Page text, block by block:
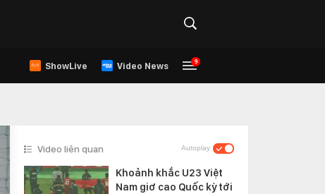
ShowLive Video News 9
Video liên quan Autoplay
Khoảnh khắc U23 Việt
Nam giơ cao Quốc kỳ tới